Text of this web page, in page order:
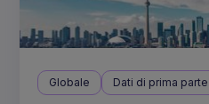
Globale Dati di prima parte